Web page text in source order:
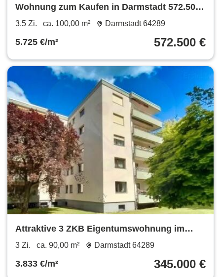
Wohnung zum Kaufen in Darmstadt 572.500
€ 100 m²
3.5 Zi. ca. 100,00 m² Darmstadt 64289
5.725 €/m² 572.500 €
Attraktive 3 ZKB Eigentumswohnung im
begehrten Komponistenviertel
3 Zi. ca. 90,00 m² Darmstadt 64289
3.833 €/m² 345.000 €